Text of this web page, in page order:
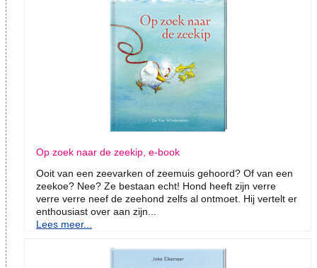
Op zoek naar de zeekip, e-book
Ooit van een zeevarken of zeemuis gehoord? Of van een
zeekoe? Nee? Ze bestaan echt! Hond heeft zijn verre
verre verre neef de zeehond zelfs al ontmoet. Hij vertelt er
enthousiast over aan zijn...
Lees meer...